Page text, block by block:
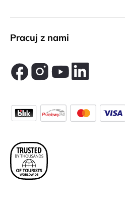
Pracuj z nami